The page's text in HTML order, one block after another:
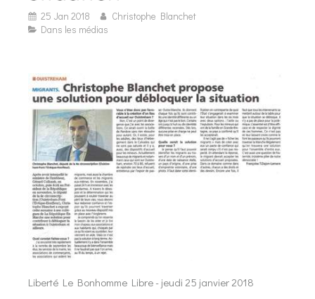
25 Jan 2018
Christophe Blanchet
Dans les médias
Liberté Le Bonhomme Libre - jeudi 25 janvier 2018